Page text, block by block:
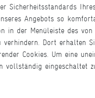
Sicherheitsstandards
Angebots so
der Menüleiste des
Dort erhalten
Cookies. Um eine
vollständig eingeschaltet